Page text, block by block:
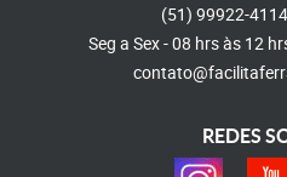
(51) 99922-4114
Seg a Sex - 08 hrs às 12
REDES